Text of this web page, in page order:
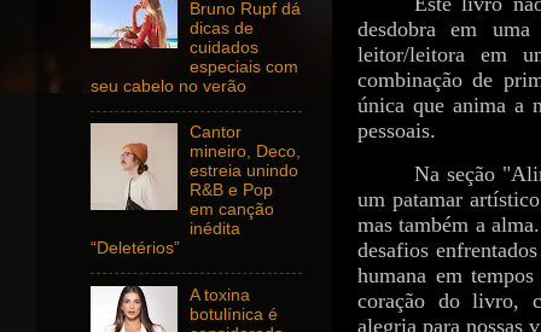
desdobra em
leitor/leitora em
combinação de
única que anima a
pessoais.
Na seção
um patamar
mas também a
desafios
humana em
coração do livro,
alegria para nossas
Bruno Rupf dá
dicas de
cuidados
especiais com
seu cabelo no verão
Cantor
mineiro, Deco,
estreia unindo
R&B e Pop
em canção
inédita
“Deletérios”
A toxina
botulínica é